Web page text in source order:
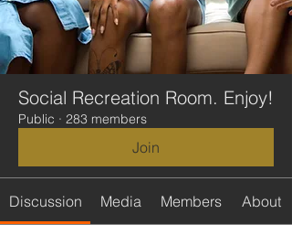
Social Recreation Room. Enjoy!
Public · 283 members
Join
Discussion Media Members About